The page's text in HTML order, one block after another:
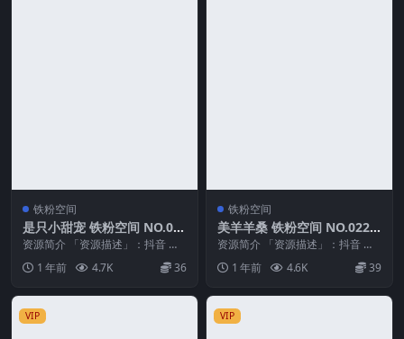
铁粉空间
是只小甜宠 铁粉空间 NO.00
7期 最新至：2025.4.12
资源简介 「资源描述」：抖音 是
只小甜宠 铁粉空间 NO.007期 【1
5P】最...
1 年前 4.7K 36
铁粉空间
美羊羊桑 铁粉空间 NO.022
期 最新至：2025.4.22
资源简介 「资源描述」：抖音 美
羊羊桑 铁粉空间 NO.022期 【32P
1V】...1 年前 4.6K 39
VIP VIP